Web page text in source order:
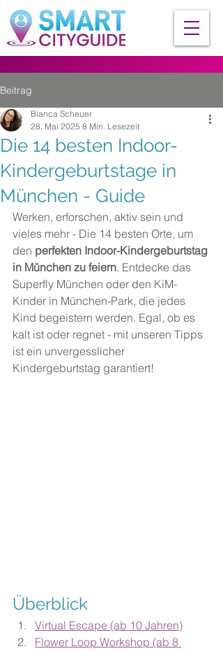
Beitrag
Die 14 besten Indoor-
Kindergeburtstage in
München - Guide
Bianca Scheuer
28. Mai 2025 8 Min. Lesezeit
Werken, erforschen, aktiv sein und
vieles mehr - Die 14 besten Orte, um
den perfekten Indoor-Kindergeburtstag
in München zu feiern. Entdecke das
Superfly München oder den KiM-
Kinder in München-Park, die jedes
Kind begeistern werden. Egal, ob es
kalt ist oder regnet - mit unseren Tipps
ist ein unvergesslicher
Kindergeburtstag garantiert!
Überblick
Virtual Escape (ab 10 Jahren)
Flower Loop Workshop (ab 8